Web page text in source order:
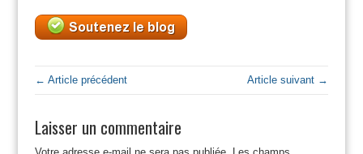
← Article précédent Article suivant →
Laisser un commentaire